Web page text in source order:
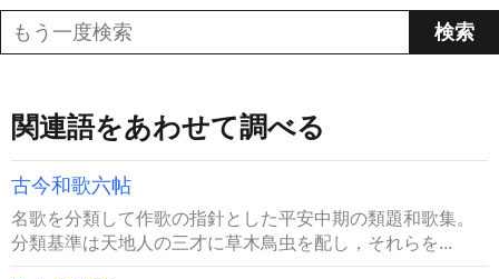
関連語をあわせて調べる
古今和歌六帖
名歌を分類して作歌の指針とした平安中期の類題和歌集。
分類基準は天地人の三才に草木鳥虫を配し，それらを...